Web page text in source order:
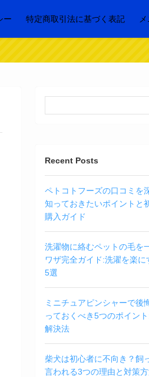
ー 特定商取引法に基づく表記
Recent Posts
ペトコトフーズの口コミを
知っておきたいポイントと
購入ガイド
洗濯物に絡むペットの毛を
ワザ完全ガイド:洗濯を楽
5選
ミニチュアピンシャーで後
っておくべき5つのポイン
解決法
柴犬は初心者に不向き？飼
言われる3つの理由と対策